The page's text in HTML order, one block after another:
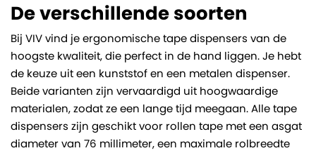
De verschillende soorten
Bij VIV vind je ergonomische tape dispensers van de
hoogste kwaliteit, die perfect in de hand liggen. Je hebt
de keuze uit een kunststof en een metalen dispenser.
Beide varianten zijn vervaardigd uit hoogwaardige
materialen, zodat ze een lange tijd meegaan. Alle tape
dispensers zijn geschikt voor rollen tape met een asgat
diameter van 76 millimeter, een maximale rolbreedte